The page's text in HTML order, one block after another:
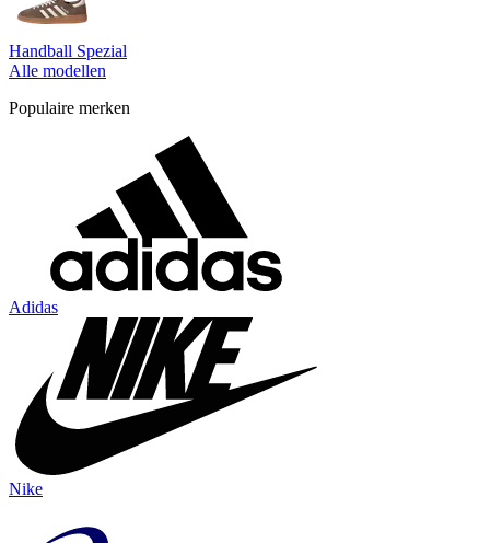
Handball Spezial
Alle modellen
Populaire merken
Adidas
Nike